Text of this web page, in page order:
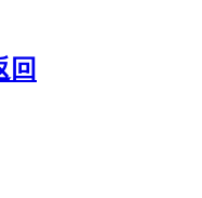
回